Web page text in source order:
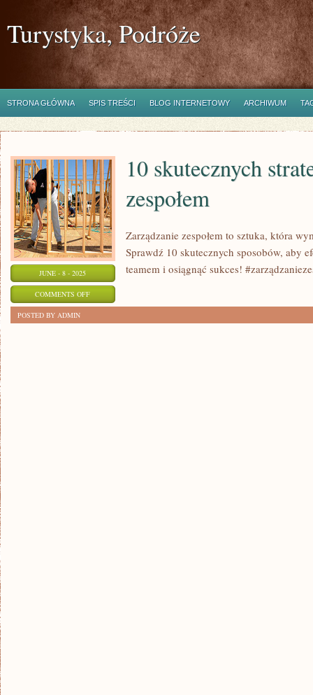
Turystyka, Podróże
STRONA GŁÓWNA SPIS TREŚCI BLOG INTERNETOWY ARCHIWUM
JUNE - 8 - 2025
COMMENTS OFFON
10 skutecznych
zespołem
Zarządzanie zespołem to sztuka, która
Sprawdź 10 skutecznych sposobów, aby
teamem i osiągnąć sukces!
POSTED BY ADMIN